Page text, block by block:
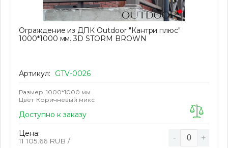
Ограждение из ДПК Outdoor "Кантри плюс"
1000*1000 мм. 3D STORM BROWN
Артикул: GTV-0026
Размер 1000*1000 мм
Цвет Коричневый микс
Доступно к заказу
Цена:
11 105.66 RUB / - +